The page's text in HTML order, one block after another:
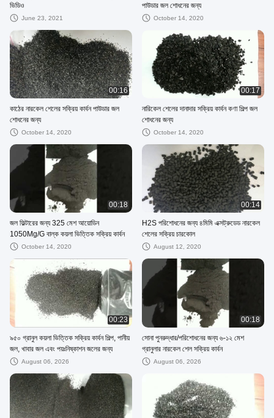
ভিডিও
June 23, 2021
পাউডার জল শোধনের জন্য
October 14, 2020
00:16
কাঠের নারকেল শেলের সক্রিয় কার্বন পাউডার জল
শোধনের জন্য
October 14, 2020
00:17
নারিকেল শেলের দানাদার সক্রিয় কার্বন কণা শিল্প জল
শোধনের জন্য
October 14, 2020
00:18
জল ফিল্টারের জন্য 325 মেশ আয়োডিন
1050Mg/G বাল্ক কয়লা ভিত্তিক সক্রিয় কার্বন
October 14, 2020
00:14
H2S পরিশোধনের জন্য ৪মিমি এক্সট্রুডেড নারকেল
শেলের সক্রিয় চারকোল
August 12, 2020
00:23
৯৫০ গ্রানুল কয়লা ভিত্তিক সক্রিয় কার্বন শিল্প, পানীয়
জল, খাবার জল এবং পয়ঃনিষ্কাশন জলের জন্য
August 06, 2026
00:18
সোনা পুনরুদ্ধার/পরিশোধনের জন্য ৬-১২ মেশ
গ্রানুলার নারকেল শেল সক্রিয় কার্বন
August 06, 2026